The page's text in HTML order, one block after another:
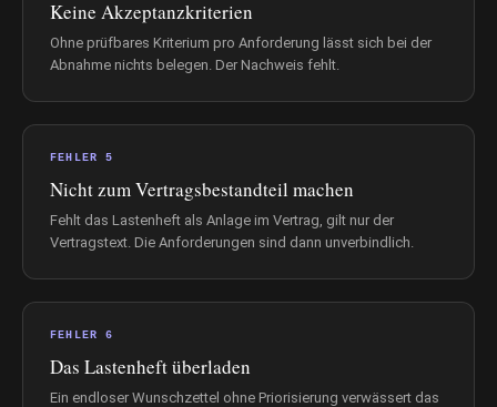
Keine Akzeptanzkriterien
Ohne prüfbares Kriterium pro Anforderung lässt sich bei der
Abnahme nichts belegen. Der Nachweis fehlt.
FEHLER 5
Nicht zum Vertragsbestandteil machen
Fehlt das Lastenheft als Anlage im Vertrag, gilt nur der
Vertragstext. Die Anforderungen sind dann unverbindlich.
FEHLER 6
Das Lastenheft überladen
Ein endloser Wunschzettel ohne Priorisierung verwässert das